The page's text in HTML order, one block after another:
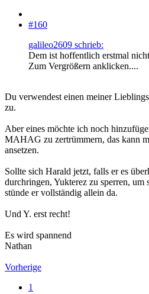
#160
galileo2609 schrieb:
Dem ist hoffentlich erstmal
Zum Vergrößern anklicken....
Du verwendest einen meiner
zu.
Aber eines möchte ich noch
MAHAG zu zertrümmern, das kann
ansetzen.
Sollte sich Harald jetzt, falls er es
durchringen, Yukterez zu sperren, um
stünde er vollständig allein da.
Und Y. erst recht!
Es wird spannend
Nathan
Vorherige
1